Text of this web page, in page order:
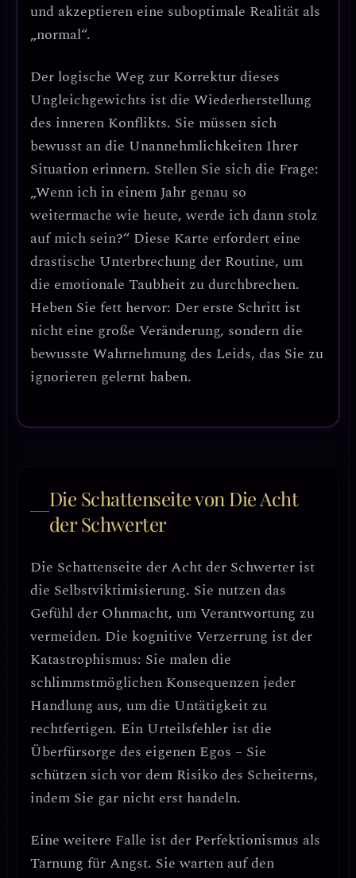
und akzeptieren eine suboptimale Realität als
„normal“.
Der logische Weg zur Korrektur dieses
Ungleichgewichts ist die Wiederherstellung
des inneren Konflikts. Sie müssen sich
bewusst an die Unannehmlichkeiten Ihrer
Situation erinnern. Stellen Sie sich die Frage:
„Wenn ich in einem Jahr genau so
weitermache wie heute, werde ich dann stolz
auf mich sein?“ Diese Karte erfordert eine
drastische Unterbrechung der Routine, um
die emotionale Taubheit zu durchbrechen.
Heben Sie fett hervor: Der erste Schritt ist
nicht eine große Veränderung, sondern die
bewusste Wahrnehmung des Leids, das Sie zu
ignorieren gelernt haben.
Die Schattenseite von Die Acht
der Schwerter
Die Schattenseite der Acht der Schwerter ist
die Selbstviktimisierung. Sie nutzen das
Gefühl der Ohnmacht, um Verantwortung zu
vermeiden. Die kognitive Verzerrung ist der
Katastrophismus: Sie malen die
schlimmstmöglichen Konsequenzen jeder
Handlung aus, um die Untätigkeit zu
rechtfertigen. Ein Urteilsfehler ist die
Überfürsorge des eigenen Egos – Sie
schützen sich vor dem Risiko des Scheiterns,
indem Sie gar nicht erst handeln.
Eine weitere Falle ist der Perfektionismus als
Tarnung für Angst. Sie warten auf den